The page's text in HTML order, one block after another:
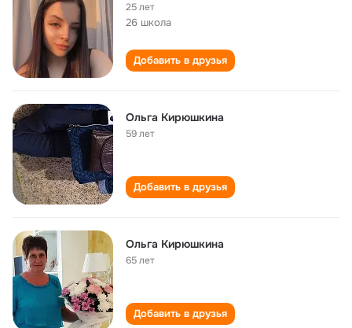
25 лет
26 школа
Добавить в друзья
Ольга Кирюшкина
59 лет
Добавить в друзья
Ольга Кирюшкина
65 лет
Добавить в друзья